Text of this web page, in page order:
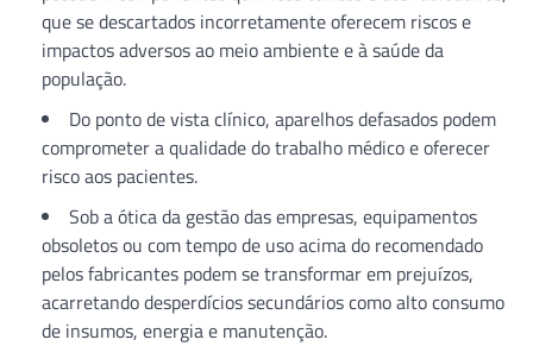
que se descartados incorretamente oferecem riscos e
impactos adversos ao meio ambiente e à saúde da
população.
Do ponto de vista clínico, aparelhos defasados podem
comprometer a qualidade do trabalho médico e oferecer
risco aos pacientes.
Sob a ótica da gestão das empresas, equipamentos
obsoletos ou com tempo de uso acima do recomendado
pelos fabricantes podem se transformar em prejuízos,
acarretando desperdícios secundários como alto consumo
de insumos, energia e manutenção.